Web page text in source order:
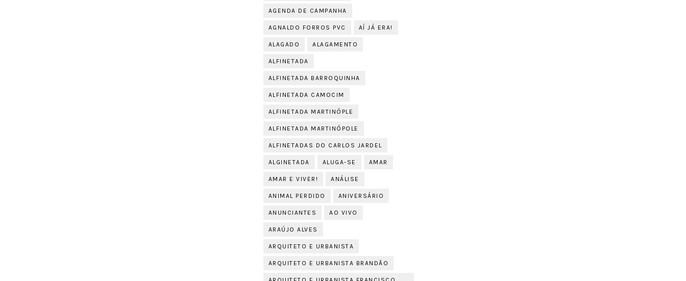
AGENDA DE CAMPANHA
AGNALDO FORROS PVC AÍ JÁ ERA!
ALAGADO ALAGAMENTO
ALFINETADA
ALFINETADA BARROQUINHA
ALFINETADA CAMOCIM
ALFINETADA MARTINÓPLE
ALFINETADA MARTINÓPOLE
ALFINETADAS DO CARLOS JARDEL
ALGINETADA ALUGA-SE AMAR
AMAR E VIVER! ANÁLISE
ANIMAL PERDIDO ANIVERSÁRIO
ANUNCIANTES AO VIVO
ARAÚJO ALVES
ARQUITETO E URBANISTA
ARQUITETO E URBANISTA BRANDÃO